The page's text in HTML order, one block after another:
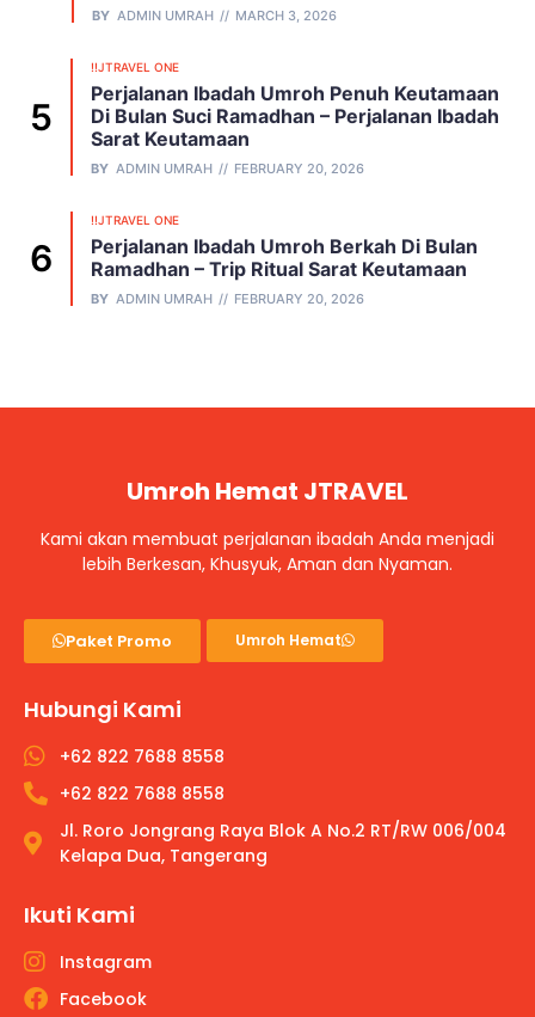
BY ADMIN UMRAH MARCH 3, 2026
!!JTRAVEL ONE
Perjalanan Ibadah Umroh Penuh Keutamaan
Di Bulan Suci Ramadhan – Perjalanan Ibadah
Sarat Keutamaan
BY ADMIN UMRAH FEBRUARY 20, 2026
!!JTRAVEL ONE
Perjalanan Ibadah Umroh Berkah Di Bulan
Ramadhan – Trip Ritual Sarat Keutamaan
BY ADMIN UMRAH FEBRUARY 20, 2026
Umroh Hemat JTRAVEL
Kami akan membuat perjalanan ibadah Anda menjadi
lebih Berkesan, Khusyuk, Aman dan Nyaman.
Paket Promo Umroh Hemat
Hubungi Kami
+62 822 7688 8558
+62 822 7688 8558
Jl. Roro Jongrang Raya Blok A No.2 RT/RW 006/004
Kelapa Dua, Tangerang
Ikuti Kami
Instagram
Facebook